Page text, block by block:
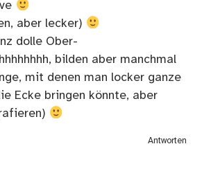
aber lecker)
dolle Ober-
bilden aber manchmal
mit denen man locker ganze
Ecke bringen könnte, aber
Antworten